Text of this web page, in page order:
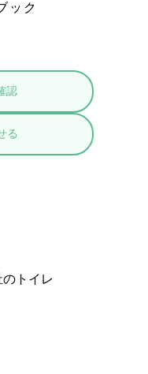
ック
認
る
トイレ